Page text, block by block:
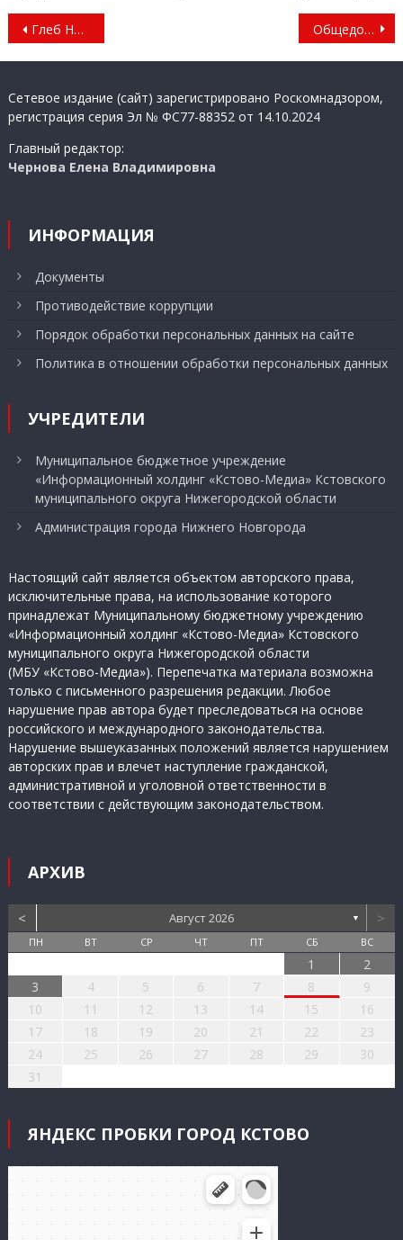
Навигация
по
Глеб Никитин: «Обновление парка основной и специальной пожарно-спасательной техники позволит спасателям оперативнее реагировать на стихийные бедствия» Общедомовой счетчик: за чей счет?
Сетевое издание (сайт) зарегистрировано Роскомнадзором,
регистрация серия Эл № ФС77-88352 от 14.10.2024
Главный редактор:
Чернова Елена Владимировна
ИНФОРМАЦИЯ
Документы
Противодействие коррупции
Порядок обработки персональных данных на сайте
Политика в отношении обработки персональных данных
УЧРЕДИТЕЛИ
Муниципальное бюджетное учреждение
«Информационный холдинг «Кстово-Медиа» Кстовского
муниципального округа Нижегородской области
Администрация города Нижнего Новгорода
Настоящий сайт является объектом авторского права,
исключительные права, на использование которого
принадлежат Муниципальному бюджетному учреждению
«Информационный холдинг «Кстово-Медиа» Кстовского
муниципального округа Нижегородской области
(МБУ «Кстово-Медиа»). Перепечатка материала возможна
только с письменного разрешения редакции. Любое
нарушение прав автора будет преследоваться на основе
российского и международного законодательства.
Нарушение вышеуказанных положений является нарушением
авторских прав и влечет наступление гражданской,
административной и уголовной ответственности в
соответствии с действующим законодательством.
АРХИВ
< Август 2026 ▼ >
ПН ВТ СР ЧТ ПТ СБ ВС
1
2
3
4 5 6 7 8
9
10
11 12 13 14 15
16
17
18 19 20 21 22
23
24
25 26 27 28 29
30
31
ЯНДЕКС ПРОБКИ ГОРОД КСТОВО